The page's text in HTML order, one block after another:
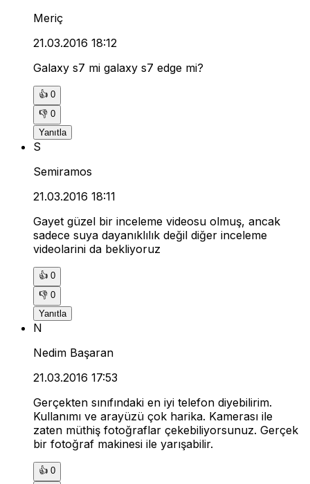
Meriç
21.03.2016 18:12
Galaxy s7 mi galaxy s7 edge mi?
👍 0
👎 0
Yanıtla
S
Semiramos
21.03.2016 18:11
Gayet güzel bir inceleme videosu olmuş, ancak
sadece suya dayanıklılık değil diğer inceleme
videolarini da bekliyoruz
👍 0
👎 0
Yanıtla
N
Nedim Başaran
21.03.2016 17:53
Gerçekten sınıfındaki en iyi telefon diyebilirim.
Kullanımı ve arayüzü çok harika. Kamerası ile
zaten müthiş fotoğraflar çekebiliyorsunuz. Gerçek
bir fotoğraf makinesi ile yarışabilir.
👍 0